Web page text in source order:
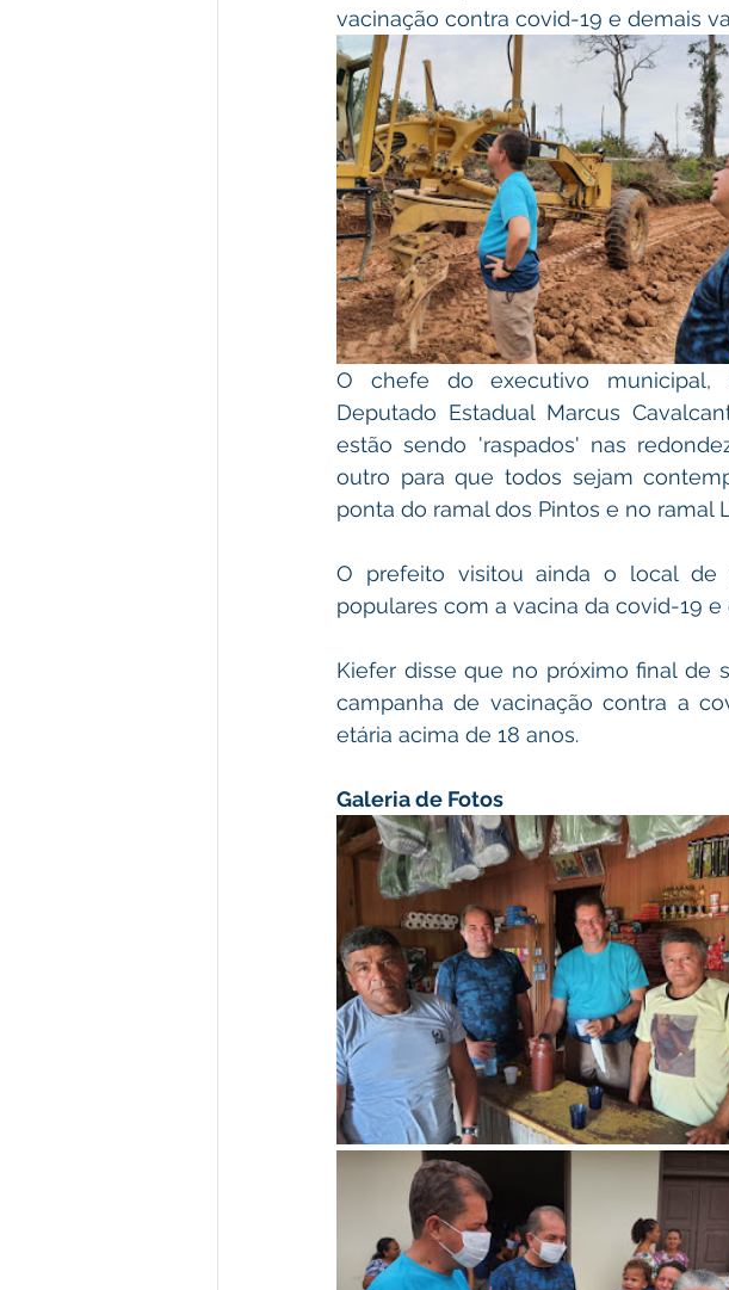
Nota de Esclarecimento Comunidade
Ordem de Serviço Comunicação Eventos
vacinação contra covid-19 e demais
O chefe do executivo municipal,
Deputado Estadual Marcus
estão sendo 'raspados' nas
outro para que todos sejam
ponta do ramal dos Pintos e no ramal
O prefeito visitou ainda o local de
populares com a vacina da covid-19
Kiefer disse que no próximo final de
campanha de vacinação contra a
etária acima de 18 anos.
Galeria de Fotos